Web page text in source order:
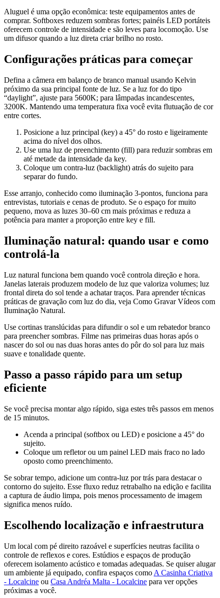
Aluguel é uma opção econômica: teste equipamentos antes de
comprar. Softboxes reduzem sombras fortes; painéis LED portáteis
oferecem controle de intensidade e são leves para locomoção. Use
um difusor quando a luz direta criar brilho no rosto.
Configurações práticas para começar
Defina a câmera em balanço de branco manual usando Kelvin
próximo da sua principal fonte de luz. Se a luz for do tipo
“daylight”, ajuste para 5600K; para lâmpadas incandescentes,
3200K. Mantendo uma temperatura fixa você evita flutuação de cor
entre cortes.
Posicione a luz principal (key) a 45° do rosto e ligeiramente
acima do nível dos olhos.
Use uma luz de preenchimento (fill) para reduzir sombras em
até metade da intensidade da key.
Coloque um contra‑luz (backlight) atrás do sujeito para
separar do fundo.
Esse arranjo, conhecido como iluminação 3‑pontos, funciona para
entrevistas, tutoriais e cenas de produto. Se o espaço for muito
pequeno, mova as luzes 30–60 cm mais próximas e reduza a
potência para manter a proporção entre key e fill.
Iluminação natural: quando usar e como
controlá‑la
Luz natural funciona bem quando você controla direção e hora.
Janelas laterais produzem modelo de luz que valoriza volumes; luz
frontal direta do sol tende a achatar traços. Para aprender técnicas
práticas de gravação com luz do dia, veja Como Gravar Vídeos com
Iluminação Natural.
Use cortinas translúcidas para difundir o sol e um rebatedor branco
para preencher sombras. Filme nas primeiras duas horas após o
nascer do sol ou nas duas horas antes do pôr do sol para luz mais
suave e tonalidade quente.
Passo a passo rápido para um setup
eficiente
Se você precisa montar algo rápido, siga estes três passos em menos
de 15 minutos.
Acenda a principal (softbox ou LED) e posicione a 45° do
sujeito.
Coloque um refletor ou um painel LED mais fraco no lado
oposto como preenchimento.
Se sobrar tempo, adicione um contra‑luz por trás para destacar o
contorno do sujeito. Esse fluxo reduz retrabalho na edição e facilita
a captura de áudio limpa, pois menos processamento de imagem
significa menos ruído.
Escolhendo localização e infraestrutura
Um local com pé direito razoável e superfícies neutras facilita o
controle de reflexos e cores. Estúdios e espaços de produção
oferecem isolamento acústico e tomadas adequadas. Se quiser alugar
um ambiente já equipado, confira espaços como A Casinha Criativa
- Localcine ou Casa Andréa Malta - Localcine para ver opções
próximas a você.